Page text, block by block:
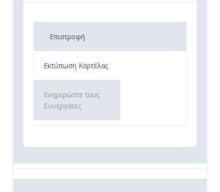
Επιστροφή
Εκτύπωση Καρτέλας
Ενημερώστε τους
Συνεργάτες